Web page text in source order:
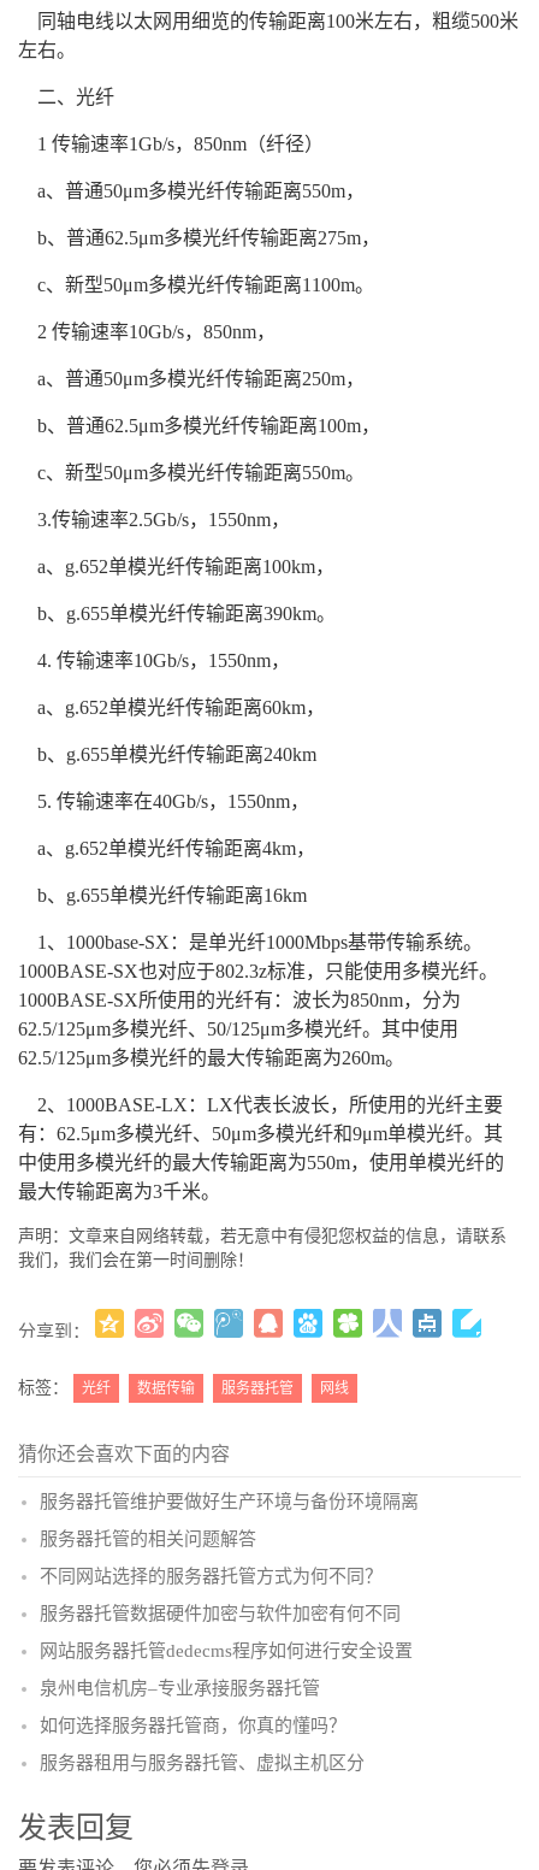
同轴电线以太网用细览的传输距离100米左右，粗缆500米
左右。
二、光纤
1 传输速率1Gb/s，850nm（纤径）
a、普通50μm多模光纤传输距离550m，
b、普通62.5μm多模光纤传输距离275m，
c、新型50μm多模光纤传输距离1100m。
2 传输速率10Gb/s，850nm，
a、普通50μm多模光纤传输距离250m，
b、普通62.5μm多模光纤传输距离100m，
c、新型50μm多模光纤传输距离550m。
3.传输速率2.5Gb/s，1550nm，
a、g.652单模光纤传输距离100km，
b、g.655单模光纤传输距离390km。
4. 传输速率10Gb/s，1550nm，
a、g.652单模光纤传输距离60km，
b、g.655单模光纤传输距离240km
5. 传输速率在40Gb/s，1550nm，
a、g.652单模光纤传输距离4km，
b、g.655单模光纤传输距离16km
1、1000base-SX：是单光纤1000Mbps基带传输系统。
1000BASE-SX也对应于802.3z标准，只能使用多模光纤。
1000BASE-SX所使用的光纤有：波长为850nm，分为
62.5/125μm多模光纤、50/125μm多模光纤。其中使用
62.5/125μm多模光纤的最大传输距离为260m。
2、1000BASE-LX：LX代表长波长，所使用的光纤主要
有：62.5μm多模光纤、50μm多模光纤和9μm单模光纤。其
中使用多模光纤的最大传输距离为550m，使用单模光纤的
最大传输距离为3千米。
声明：文章来自网络转载，若无意中有侵犯您权益的信息，请联系
我们，我们会在第一时间删除！
分享到：
标签： 光纤 数据传输 服务器托管 网线
猜你还会喜欢下面的内容
服务器托管维护要做好生产环境与备份环境隔离
服务器托管的相关问题解答
不同网站选择的服务器托管方式为何不同？
服务器托管数据硬件加密与软件加密有何不同
网站服务器托管dedecms程序如何进行安全设置
泉州电信机房–专业承接服务器托管
如何选择服务器托管商，你真的懂吗？
服务器租用与服务器托管、虚拟主机区分
发表回复